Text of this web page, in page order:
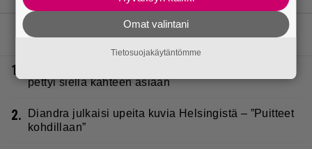
1.
pettyi siellä kahteen asiaan
2.
Diandra julkaisi upeita kuvia Helsingistä – ”Puitteet
kohdillaan”
Omat valintani
Tietosuojakäytäntömme